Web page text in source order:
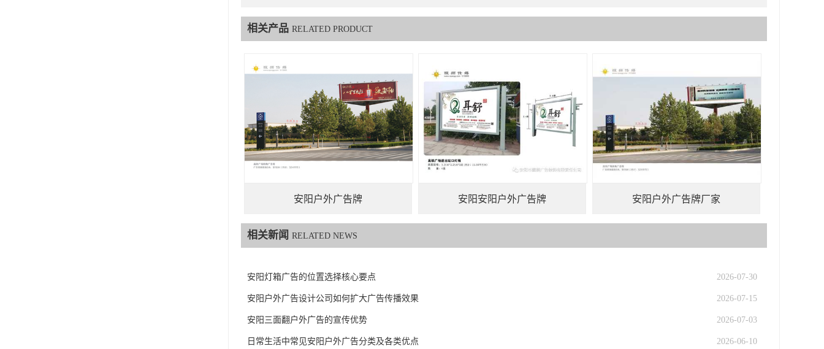
相关产品 RELATED PRODUCT
安阳户外广告牌 安阳安阳户外广告牌 安阳户外广告牌厂家
相关新闻 RELATED NEWS
安阳灯箱广告的位置选择核心要点 2026-07-30
安阳户外广告设计公司如何扩大广告传播效果 2026-07-15
安阳三面翻户外广告的宣传优势 2026-07-03
日常生活中常见安阳户外广告分类及各类优点 2026-06-10